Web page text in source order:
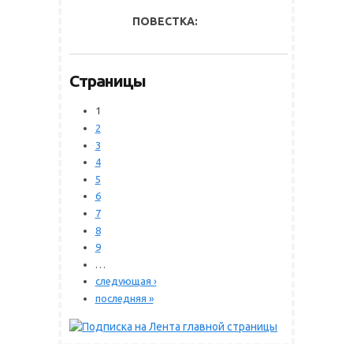
ПОВЕСТКА:
Страницы
1
2
3
4
5
6
7
8
9
следующая ›
последняя »